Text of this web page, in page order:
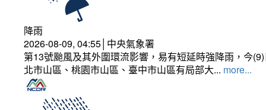
降雨
2026-08-09, 04:55│中央氣象署
第13號颱風及其外圍環流影響，易有短延時強降雨，今
北市山區、桃園市山區、臺中市山區有局部大... more...